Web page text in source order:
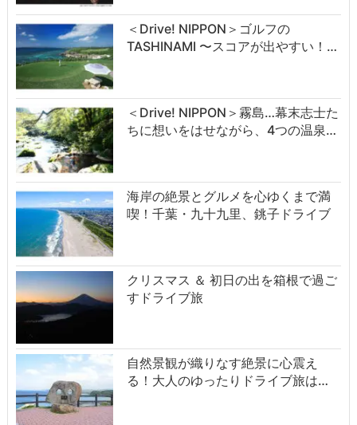
＜Drive! NIPPON＞ゴルフの
TASHINAMI 〜スコアが出やすい！…
＜Drive! NIPPON＞霧島…幕末志士た
ちに想いをはせながら、4つの温泉…
海岸の絶景とグルメを心ゆくまで満
喫！千葉・九十九里、銚子ドライブ
クリスマス ＆ 初日の出を箱根で過ご
すドライブ旅
自然景観が織りなす絶景に心震え
る！大人のゆったりドライブ旅は…